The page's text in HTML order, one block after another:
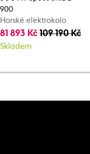
900
Horské elektrokolo
81 893 Kč 109 190 Kč
Skladem